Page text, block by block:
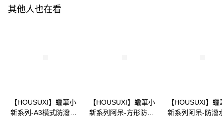
【注意事項】
１．透過由恩沛科技股份有限公司提供之「AFTEE先享後付」服務完成之交
請求用戶進行身份認證。
５．嚴禁一人註冊多個帳號或使用他人資訊註冊。若發現惡意使用之情形，
每筆NT$100，滿NT$699(含以上)免運費
其他人也在看
【HOUSUXI】蠟筆小
新系列-A3橫式防潑水
【HOUSUXI】蠟筆小
新系列阿呆-方形防潑
【HOUSUXI】蠟
新系列阿呆-防潑